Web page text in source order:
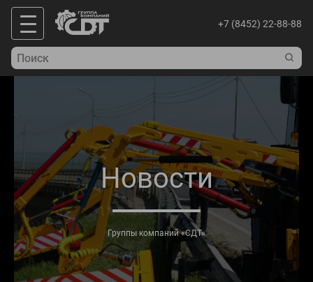
+7 (8452) 22-88-88
Новости
Группы компаний «СДТ»